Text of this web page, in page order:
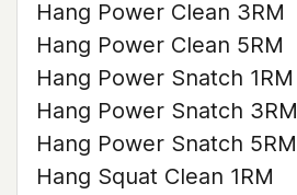
Hang Power Clean 3RM
Hang Power Clean 5RM
Hang Power Snatch 1RM
Hang Power Snatch 3RM
Hang Power Snatch 5RM
Hang Squat Clean 1RM